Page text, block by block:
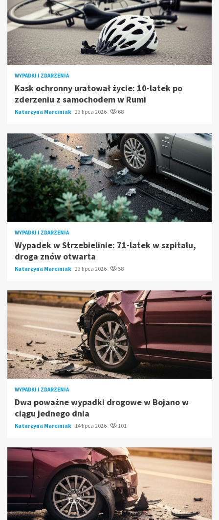
WYPADKI I ZDARZENIA
Kask ochronny uratował życie: 10-latek po
zderzeniu z samochodem w Rumi
Katarzyna Marciniak 23 lipca 2026 68
WYPADKI I ZDARZENIA
Wypadek w Strzebielinie: 71-latek w szpitalu,
droga znów otwarta
Katarzyna Marciniak 23 lipca 2026 58
WYPADKI I ZDARZENIA
Dwa poważne wypadki drogowe w Bojano w
ciągu jednego dnia
Katarzyna Marciniak 14 lipca 2026 101